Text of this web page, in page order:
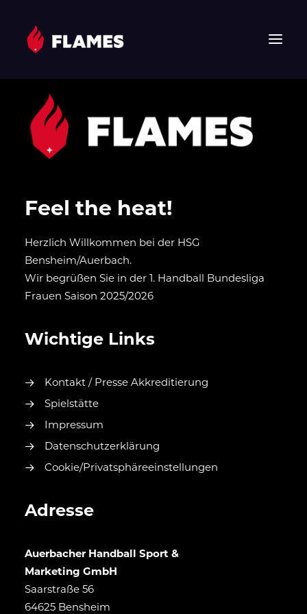
HOME
NEWS
FLAMES
VEREIN
FAN-SHOP
TICKETS
EHF
Feel the heat!
Herzlich Willkommen bei der HSG
Bensheim/Auerbach.
Wir begrüßen Sie in der 1. Handball Bundesliga
Frauen Saison 2025/2026
Wichtige Links
Kontakt / Presse Akkreditierung
Spielstätte
Impressum
Datenschutzerklärung
Cookie/Privatsphäreeinstellungen
Adresse
Auerbacher Handball Sport &
Marketing GmbH
Saarstraße 56
64625 Bensheim